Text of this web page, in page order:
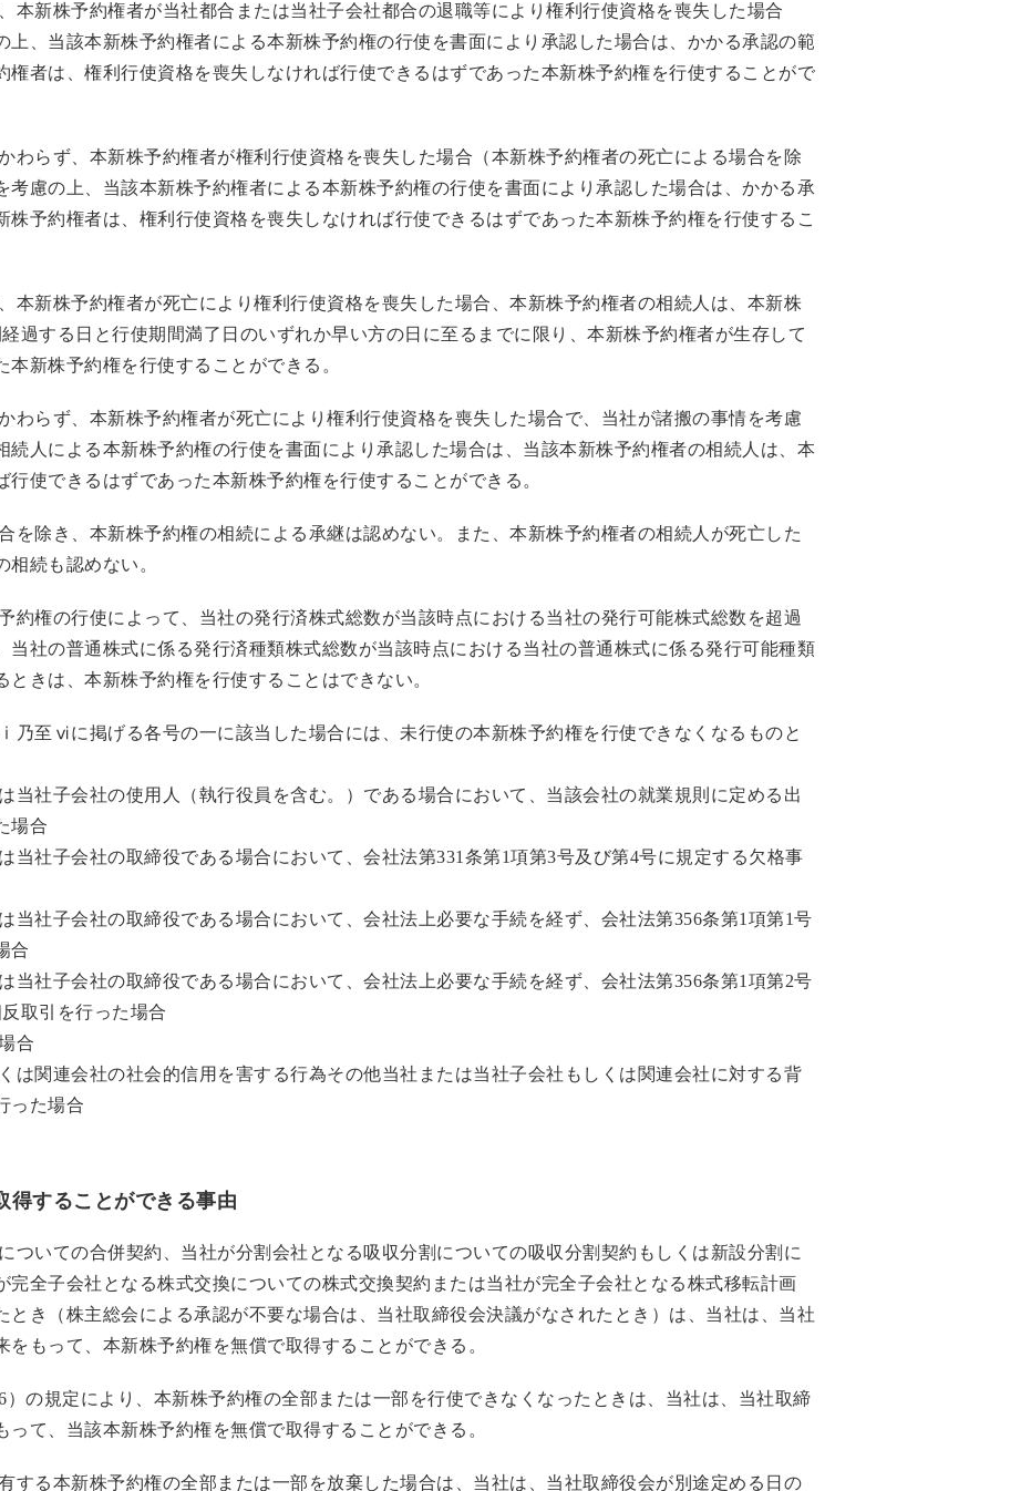
新株予約権者が当社都合または当社子会社都合の退職等により権利行使資格を喪失した場合
上、当該本新株予約権者による本新株予約権の行使を書面により承認した場合は、かかる承認の範
権者は、権利行使資格を喪失しなければ行使できるはずであった本新株予約権を行使することがで
らず、本新株予約権者が権利行使資格を喪失した場合（本新株予約権者の死亡による場合を除
考慮の上、当該本新株予約権者による本新株予約権の行使を書面により承認した場合は、かかる承
株予約権者は、権利行使資格を喪失しなければ行使できるはずであった本新株予約権を行使するこ
新株予約権者が死亡により権利行使資格を喪失した場合、本新株予約権者の相続人は、本新株
過する日と行使期間満了日のいずれか早い方の日に至るまでに限り、本新株予約権者が生存して
新株予約権を行使することができる。
らず、本新株予約権者が死亡により権利行使資格を喪失した場合で、当社が諸搬の事情を考慮
続人による本新株予約権の行使を書面により承認した場合は、当該本新株予約権者の相続人は、本
使できるはずであった本新株予約権を行使することができる。
除き、本新株予約権の相続による承継は認めない。また、本新株予約権者の相続人が死亡した
続も認めない。
約権の行使によって、当社の発行済株式総数が当該時点における当社の発行可能株式総数を超過
当社の普通株式に係る発行済種類株式総数が当該時点における当社の普通株式に係る発行可能種類
きは、本新株予約権を行使することはできない。
至ⅵに掲げる各号の一に該当した場合には、未行使の本新株予約権を行使できなくなるものと
当社子会社の使用人（執行役員を含む。）である場合において、当該会社の就業規則に定める出
場合
当社子会社の取締役である場合において、会社法第331条第1項第3号及び第4号に規定する欠格事
当社子会社の取締役である場合において、会社法上必要な手続を経ず、会社法第356条第1項第1号
合
当社子会社の取締役である場合において、会社法上必要な手続を経ず、会社法第356条第1項第2号
取引を行った場合
合
は関連会社の社会的信用を害する行為その他当社または当社子会社もしくは関連会社に対する背
った場合
得することができる事由
ついての合併契約、当社が分割会社となる吸収分割についての吸収分割契約もしくは新設分割に
完全子会社となる株式交換についての株式交換契約または当社が完全子会社となる株式移転計画
とき（株主総会による承認が不要な場合は、当社取締役会決議がなされたとき）は、当社は、当社
もって、本新株予約権を無償で取得することができる。
の規定により、本新株予約権の全部または一部を行使できなくなったときは、当社は、当社取締
て、当該本新株予約権を無償で取得することができる。
する本新株予約権の全部または一部を放棄した場合は、当社は、当社取締役会が別途定める日の